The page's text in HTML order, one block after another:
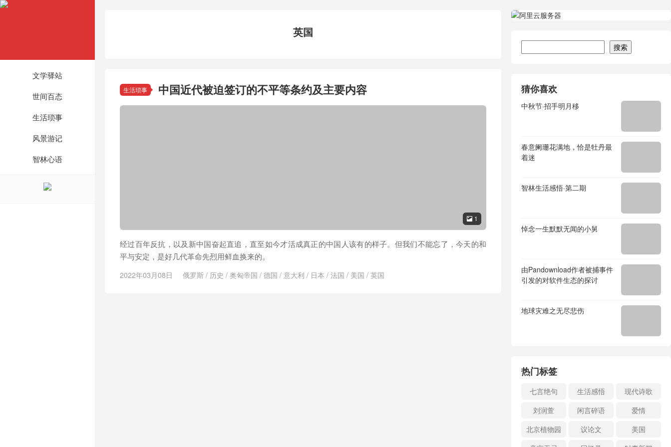
文学驿站
世间百态
生活琐事
风景游记
智林心语
英国
生活琐事 中国近代被迫签订的不平等条约及主要内容
 1
经过百年反抗，以及新中国奋起直追，直至如今才活成真正的中国人该有的样子。但我们不能忘了，今天的和
平与安定，是好几代革命先烈用鲜血换来的。
2022年03月08日 俄罗斯 / 历史 / 奥匈帝国 / 德国 / 意大利 / 日本 / 法国 / 美国 / 英国
搜索
猜你喜欢
中秋节·招手明月移
春意阑珊花满地，恰是牡丹最
着迷
智林生活感悟·第二期
悼念一生默默无闻的小舅
由Pandownload作者被捕事件
引发的对软件生态的探讨
地球灾难之无尽悲伤
热门标签
七言绝句 生活感悟
现代诗歌
刘润萱
闲言碎语
爱情
北京植物园
议论文
美国